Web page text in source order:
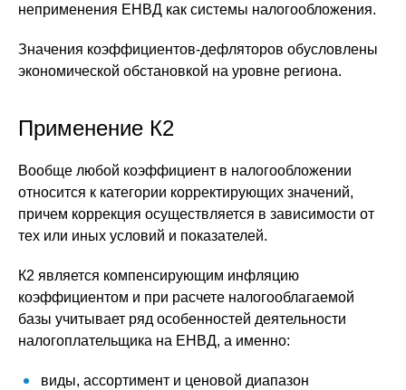
неприменения ЕНВД как системы налогообложения.
Значения коэффициентов-дефляторов обусловлены
экономической обстановкой на уровне региона.
Применение К2
Вообще любой коэффициент в налогообложении
относится к категории корректирующих значений,
причем коррекция осуществляется в зависимости от
тех или иных условий и показателей.
К2 является компенсирующим инфляцию
коэффициентом и при расчете налогооблагаемой
базы учитывает ряд особенностей деятельности
налогоплательщика на ЕНВД, а именно:
виды, ассортимент и ценовой диапазон